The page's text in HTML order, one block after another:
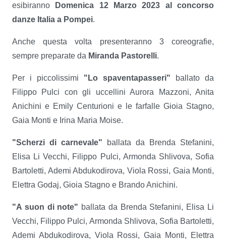
esibiranno
Domenica 12 Marzo 2023 al concorso
danze Italia a Pompei.
Anche questa volta presenteranno 3 coreografie,
sempre preparate da Miranda Pastorelli.
Per i piccolissimi "Lo spaventapasseri" ballato da
Filippo Pulci con gli uccellini Aurora Mazzoni, Anita
Anichini e Emily Centurioni e le farfalle Gioia Stagno,
Gaia Monti e Irina Maria Moise.
"Scherzi di carnevale" ballata da Brenda Stefanini,
Elisa Li Vecchi, Filippo Pulci, Armonda Shlivova, Sofia
Bartoletti, Ademi Abdukodirova, Viola Rossi, Gaia Monti,
Elettra Godaj, Gioia Stagno e Brando Anichini.
"A suon di note" ballata da Brenda Stefanini, Elisa Li
Vecchi, Filippo Pulci, Armonda Shlivova, Sofia Bartoletti,
Ademi Abdukodirova, Viola Rossi, Gaia Monti, Elettra